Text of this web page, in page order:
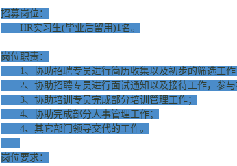
招募岗位：
HR实习生(毕业后留用)1名。
岗位职责：
1、协助招聘专员进行简历收集以及初步的筛选工作
2、协助招聘专员进行面试通知以及接待工作，参与
3、协助培训专员完成部分培训管理工作；
4、协助完成部分人事管理工作；
4、其它部门领导交代的工作。
岗位要求：